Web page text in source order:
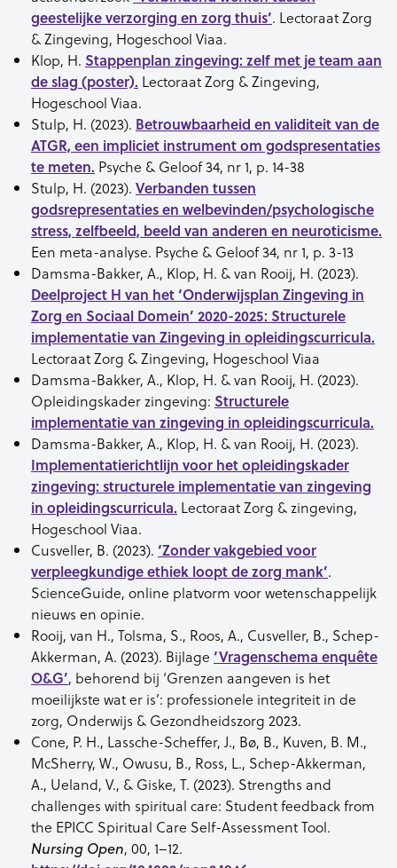
geestelijke verzorging en zorg thuis’. Lectoraat Zorg
& Zingeving, Hogeschool Viaa.
Klop, H. Stappenplan zingeving: zelf met je team aan
de slag (poster). Lectoraat Zorg & Zingeving,
Hogeschool Viaa.
Stulp, H. (2023). Betrouwbaarheid en validiteit van de
ATGR, een impliciet instrument om godspresentaties
te meten. Psyche & Geloof 34, nr 1, p. 14-38
Stulp, H. (2023). Verbanden tussen
godsrepresentaties en welbevinden/psychologische
stress, zelfbeeld, beeld van anderen en neuroticisme.
Een meta-analyse. Psyche & Geloof 34, nr 1, p. 3-13
Damsma-Bakker, A., Klop, H. & van Rooij, H. (2023).
Deelproject H van het ‘Onderwijsplan Zingeving in
Zorg en Sociaal Domein’ 2020-2025: Structurele
implementatie van Zingeving in opleidingscurricula.
Lectoraat Zorg & Zingeving, Hogeschool Viaa
Damsma-Bakker, A., Klop, H. & van Rooij, H. (2023).
Opleidingskader zingeving: Structurele
implementatie van zingeving in opleidingscurricula.
Damsma-Bakker, A., Klop, H. & van Rooij, H. (2023).
Implementatierichtlijn voor het opleidingskader
zingeving: structurele implementatie van zingeving
in opleidingscurricula. Lectoraat Zorg & zingeving,
Hogeschool Viaa.
Cusveller, B. (2023). ‘Zonder vakgebied voor
verpleegkundige ethiek loopt de zorg mank’.
ScienceGuide, online platvorm voor wetenschappelijk
nieuws en opinie.
Rooij, van H., Tolsma, S., Roos, A., Cusveller, B., Schep-
Akkerman, A. (2023). Bijlage ‘Vragenschema enquête
O&G’, behorend bij ‘Grenzen aangeven is het
moeilijkste wat er is’: professionele integriteit in de
zorg, Onderwijs & Gezondheidszorg 2023.
Cone, P. H., Lassche-Scheffer, J., Bø, B., Kuven, B. M.,
McSherry, W., Owusu, B., Ross, L., Schep-Akkerman,
A., Ueland, V., & Giske, T. (2023). Strengths and
challenges with spiritual care: Student feedback from
the EPICC Spiritual Care Self-Assessment Tool.
Nursing Open, 00, 1–12.